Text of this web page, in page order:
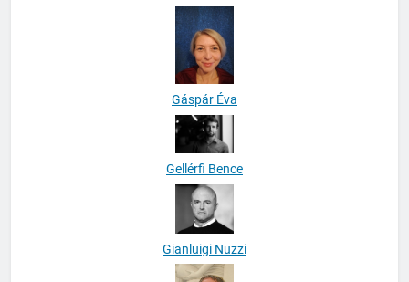
Gáspár Éva
Gellérfi Bence
Gianluigi Nuzzi